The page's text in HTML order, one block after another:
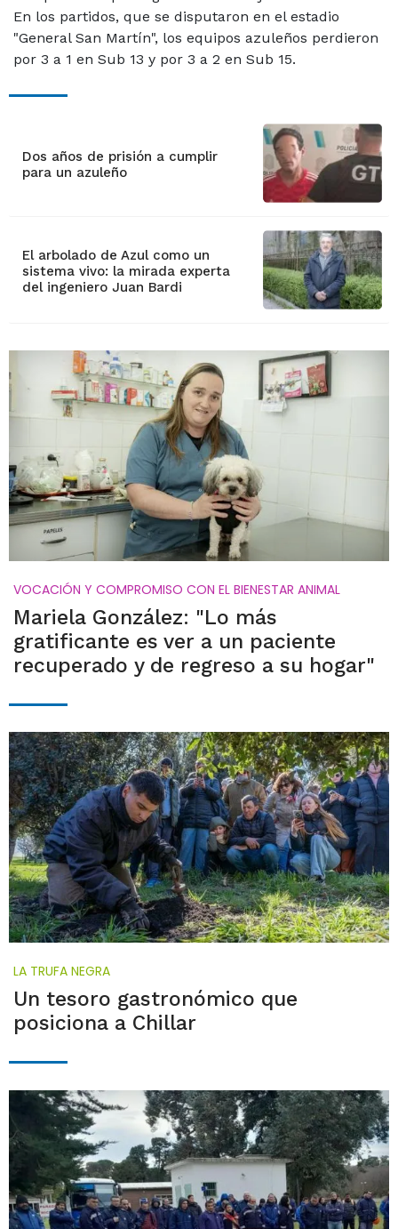
En los partidos, que se disputaron en el estadio
"General San Martín", los equipos azuleños perdieron
por 3 a 1 en Sub 13 y por 3 a 2 en Sub 15.
Dos años de prisión a cumplir
para un azuleño
El arbolado de Azul como un
sistema vivo: la mirada experta
del ingeniero Juan Bardi
VOCACIÓN Y COMPROMISO CON EL BIENESTAR ANIMAL
Mariela González: "Lo más
gratificante es ver a un paciente
recuperado y de regreso a su hogar"
LA TRUFA NEGRA
Un tesoro gastronómico que
posiciona a Chillar